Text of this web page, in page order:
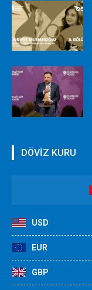
DÖVİZ KURU
USD
EUR
GBP